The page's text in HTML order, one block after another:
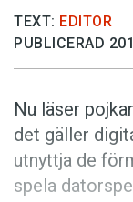
Annonsera
Prenumerera
Press
TEXT: EDITOR
PUBLICERAD
Nu läser
det gäller
utnyttja de
spela